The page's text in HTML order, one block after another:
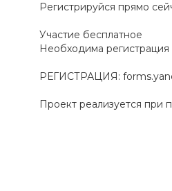
Регистрируйся прямо
Участие бесплатное
Необходима регистрация
РЕГИСТРАЦИЯ:
Проект реализуется при